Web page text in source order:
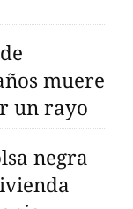
muere
un rayo
negra